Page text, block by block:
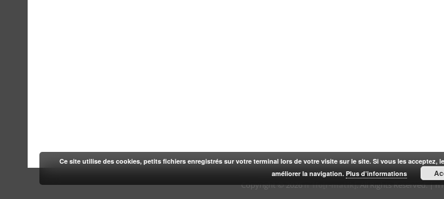
Copyright © 2026n'1fo[r-matik]. All Rights Reserved. |
Ce site utilise des cookies, petits fichiers enregistrés sur votre terminal lors de votre visite sur le site. Si vous les
améliorer la navigation. Plus d’informations